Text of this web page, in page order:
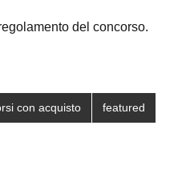
del concorso.
con acquisto featured